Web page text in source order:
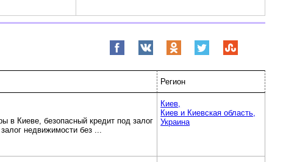
Регион
в Киеве, безопасный кредит под залог
недвижимости без ...
Киев,
Киев и Киевская область,
Украина